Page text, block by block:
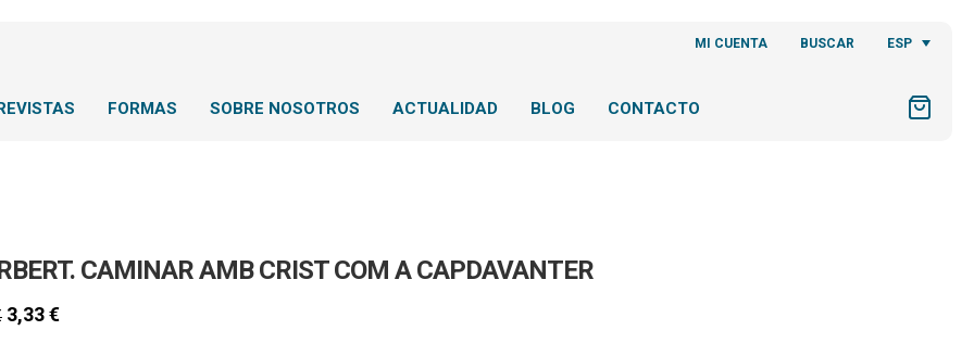
MI CUENTA BUSCAR ESP
FORMAS SOBRE NOSOTROS ACTUALIDAD BLOG CONTACTO
CAMINAR AMB CRIST COM A CAPDAVANTER
3,33€